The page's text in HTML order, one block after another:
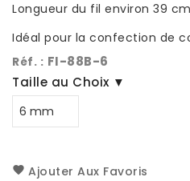
Longueur du fil environ 39
Idéal pour la confection de
Réf. : FI-88B-6
Taille au Choix ▼
Ajouter Aux Favoris